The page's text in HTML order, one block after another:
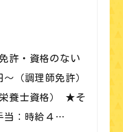
許・資格のない
（調理師免許）
養士資格） ★そ
：時給４…